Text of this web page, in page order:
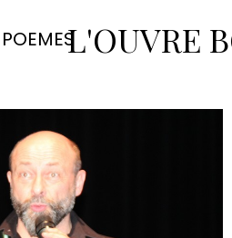
L'OUVRE
spectacle-